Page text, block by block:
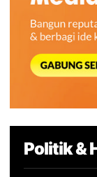
Politik &